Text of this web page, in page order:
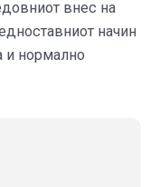
внес на
начин
и нормално